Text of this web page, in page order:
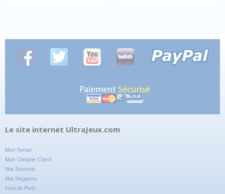
Le site internet UltraJeux.com
Mon Panier
Mon Compte Client
Nos Tournois
Nos Magasins
Frais de Ports